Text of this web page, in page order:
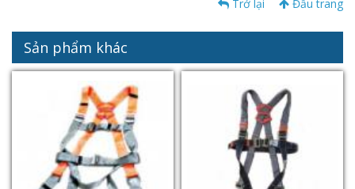
Trở lại Đầu trang
Sản phẩm khác